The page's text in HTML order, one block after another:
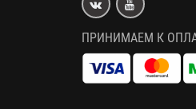
ПРИНИМАЕМ К